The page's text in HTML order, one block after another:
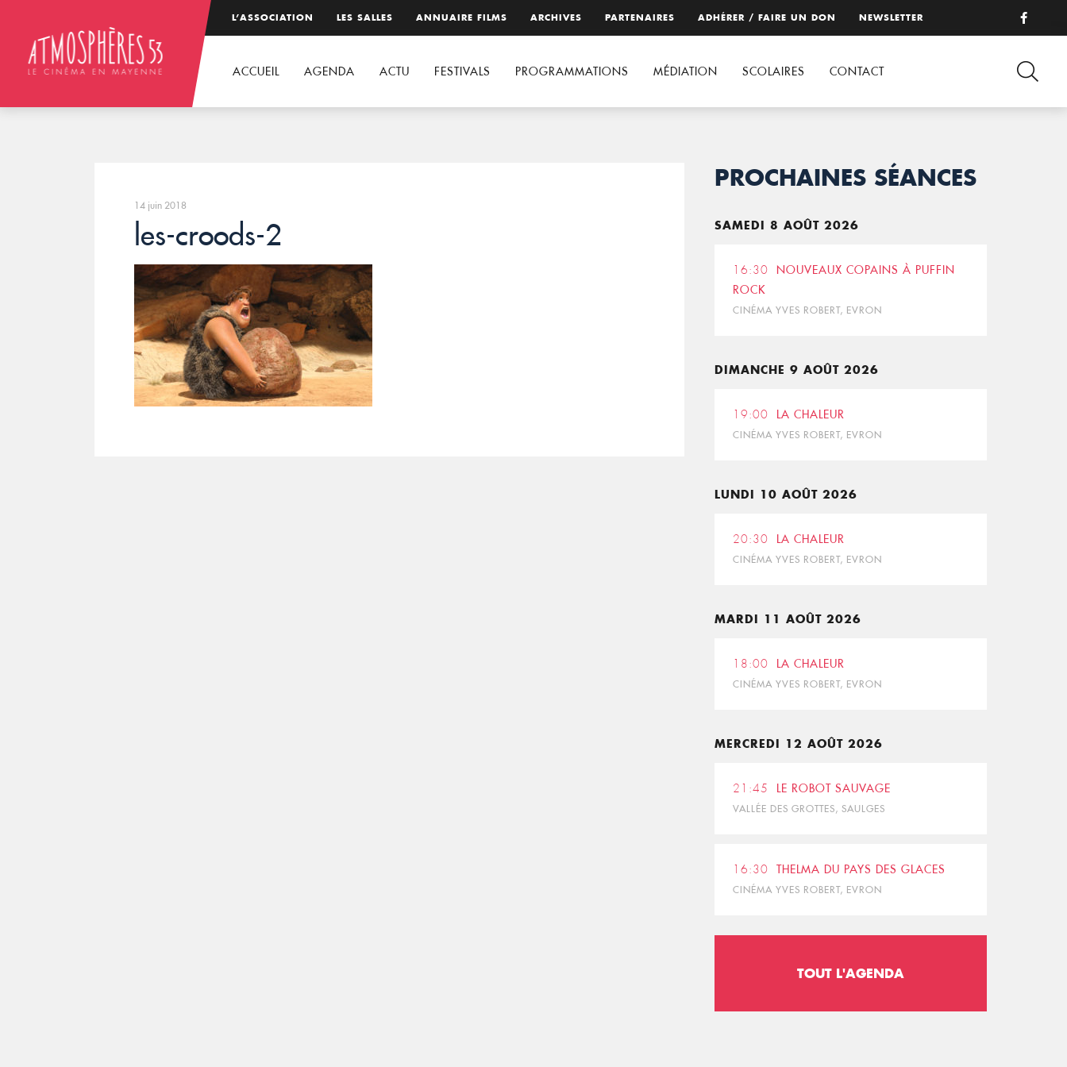
L’ASSOCIATION LES SALLES ANNUAIRE FILMS ARCHIVES PARTENAIRES ADHÉRER / FAIRE UN DON NEWSLETTER
ACCUEIL AGENDA ACTU FESTIVALS PROGRAMMATIONS MÉDIATION SCOLAIRES CONTACT
14 juin 2018
les-croods-2
PROCHAINES SÉANCES
SAMEDI 8 AOÛT 2026
16:30
NOUVEAUX COPAINS À PUFFIN
ROCK
CINÉMA YVES ROBERT, EVRON
DIMANCHE 9 AOÛT 2026
19:00 LA CHALEUR
CINÉMA YVES ROBERT, EVRON
LUNDI 10 AOÛT 2026
20:30 LA CHALEUR
CINÉMA YVES ROBERT, EVRON
MARDI 11 AOÛT 2026
18:00 LA CHALEUR
CINÉMA YVES ROBERT, EVRON
MERCREDI 12 AOÛT 2026
21:45 LE ROBOT SAUVAGE
VALLÉE DES GROTTES, SAULGES
16:30 THELMA DU PAYS DES GLACES
CINÉMA YVES ROBERT, EVRON
TOUT L'AGENDA